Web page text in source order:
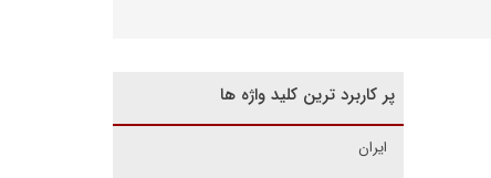
پر کاربرد ترین کلید واژه ها
ایران